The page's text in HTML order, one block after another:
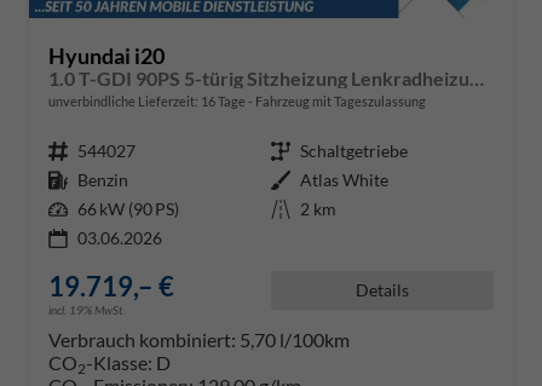
Hyundai i20
unverbindliche Lieferzeit: 16 Tage Fahrzeug mit Tageszulassung
Fahrzeugnr. 544027 Getriebe Schaltgetriebe
Kraftstoff Benzin Außenfarbe Atlas White
Leistung 66 kW (90 PS) Kilometerstand 2 km
03.06.2026
19.719,– €
incl. 19% MwSt.
Details
Verbrauch kombiniert: 5,70 l/100km
CO2-Klasse: D